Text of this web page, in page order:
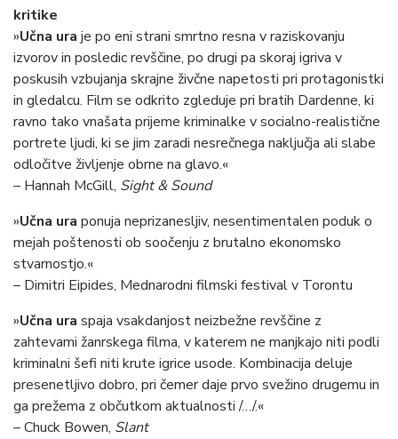
kritike
»Učna ura je po eni strani smrtno resna v raziskovanju
izvorov in posledic revščine, po drugi pa skoraj igriva v
poskusih vzbujanja skrajne živčne napetosti pri protagonistki
in gledalcu. Film se odkrito zgleduje pri bratih Dardenne, ki
ravno tako vnašata prijeme kriminalke v socialno-realistične
portrete ljudi, ki se jim zaradi nesrečnega naključja ali slabe
odločitve življenje obrne na glavo.«
– Hannah McGill, Sight & Sound
»Učna ura ponuja neprizanesljiv, nesentimentalen poduk o
mejah poštenosti ob soočenju z brutalno ekonomsko
stvarnostjo.«
– Dimitri Eipides, Mednarodni filmski festival v Torontu
»Učna ura spaja vsakdanjost neizbežne revščine z
zahtevami žanrskega filma, v katerem ne manjkajo niti podli
kriminalni šefi niti krute igrice usode. Kombinacija deluje
presenetljivo dobro, pri čemer daje prvo svežino drugemu in
ga prežema z občutkom aktualnosti /…/.«
– Chuck Bowen, Slant